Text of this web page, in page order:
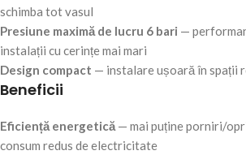
schimba tot vasul
Presiune maximă de lucru 6 bari —
instalații cu cerințe mai mari
Design compact — instalare ușoară în spații
Beneficii
Eficiență energetică — mai puține porniri/
consum redus de electricitate